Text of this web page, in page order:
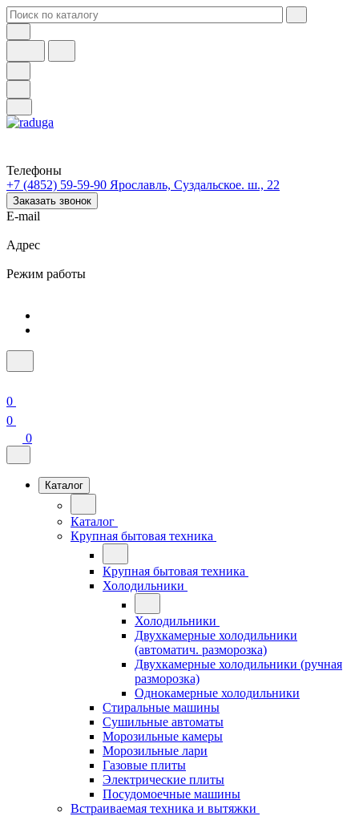
Телефоны
+7 (4852) 59-59-90 Ярославль, Суздальское. ш., 22
Заказать звонок
E-mail
Адрес
Режим работы
0
0
0
Каталог
Каталог
Крупная бытовая техника
Крупная бытовая техника
Холодильники
Холодильники
Двухкамерные холодильники
(автоматич. разморозка)
Двухкамерные холодильники (ручная
разморозка)
Однокамерные холодильники
Стиральные машины
Сушильные автоматы
Морозильные камеры
Морозильные лари
Газовые плиты
Электрические плиты
Посудомоечные машины
Встраиваемая техника и вытяжки